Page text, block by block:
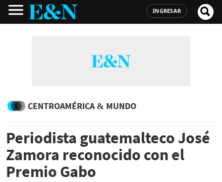
INGRESAR
CENTROAMÉRICA & MUNDO
Periodista guatemalteco José
Zamora reconocido con el
Premio Gabo